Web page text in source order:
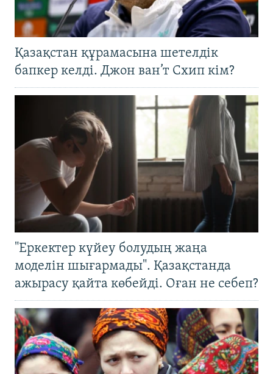
Қазақстан құрамасына шетелдік
бапкер келді. Джон ван’т Схип кім?
"Еркектер күйеу болудың жаңа
моделін шығармады". Қазақстанда
ажырасу қайта көбейді. Оған не себеп?